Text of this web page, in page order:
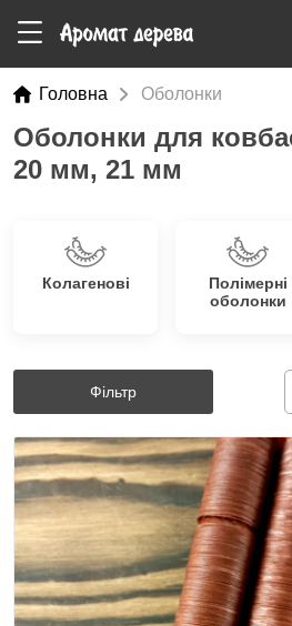
Головна Оболонки
Оболонки для
20 мм, 21 мм
Колагенові
Полімерні
оболонки
Фільтр